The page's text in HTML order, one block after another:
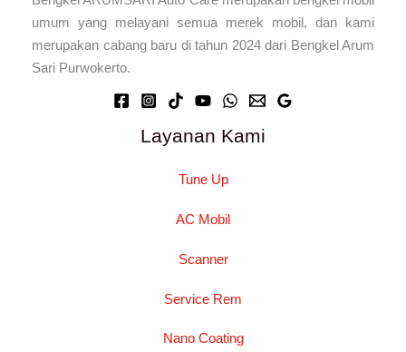
umum yang melayani semua merek mobil, dan kami
merupakan cabang baru di tahun 2024 dari Bengkel Arum
Sari Purwokerto.
Layanan Kami
Tune Up
AC Mobil
Scanner
Service Rem
Nano Coating